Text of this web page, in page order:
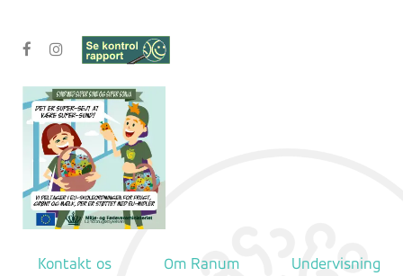
Kontakt os Om Ranum Undervisning